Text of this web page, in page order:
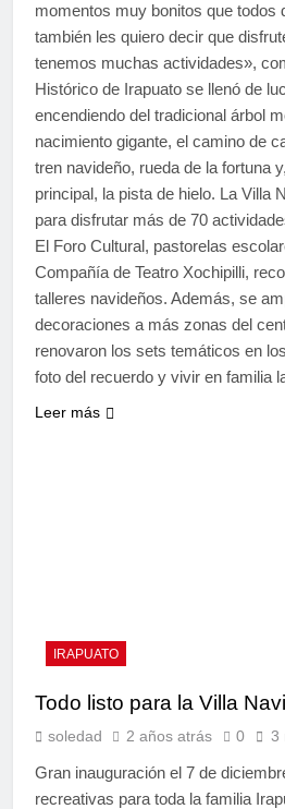
momentos muy bonitos que todos
también les quiero decir que
tenemos muchas actividades»,
Histórico de Irapuato se llenó de
encendiendo del tradicional árbol
nacimiento gigante, el camino de
tren navideño, rueda de la fortuna
principal, la pista de hielo. La Villa
para disfrutar más de 70
El Foro Cultural, pastorelas
Compañía de Teatro Xochipilli,
talleres navideños. Además, se
decoraciones a más zonas del
renovaron los sets temáticos en
foto del recuerdo y vivir en familia
Leer más
IRAPUATO
Todo listo para la Villa
soledad 2 años atrás 0 3
Gran inauguración el 7 de
recreativas para toda la familia